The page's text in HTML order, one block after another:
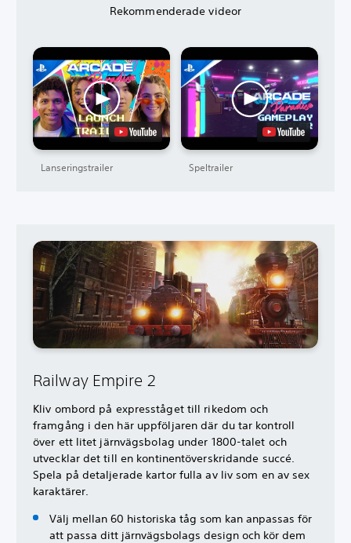
Rekommenderade videor
Lanseringstrailer Speltrailer
Railway Empire 2
Kliv ombord på expresståget till rikedom och
framgång i den här uppföljaren där du tar kontroll
över ett litet järnvägsbolag under 1800-talet och
utvecklar det till en kontinentöverskridande succé.
Spela på detaljerade kartor fulla av liv som en av sex
karaktärer.
Välj mellan 60 historiska tåg som kan anpassas för
att passa ditt järnvägsbolags design och kör dem